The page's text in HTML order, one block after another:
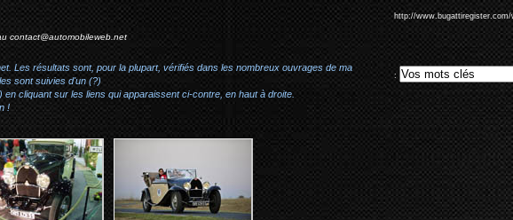
contact@automobileweb.net
Les résultats sont, pour la plupart, vérifiés dans les nombreux ouvrages de ma
sont suivies d'un (?)
cliquant sur les liens qui apparaissent ci-contre, en haut à droite.
!
http://
: